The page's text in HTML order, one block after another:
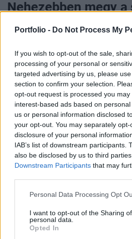
Portfolio - Do Not Process My
If you wish to opt-out of the sale,
processing of your personal or
targeted advertising by us, please
section to confirm your selection.
opt-out request is processed you may
interest-based ads based on
us or personal information disclosed
your opt-out. You may separately
disclosure of your personal
IAB’s list of downstream participants.
also be disclosed by us to third
Downstream Participants that may
Personal Data Processing Opt
I want to opt-out of the Sharing
personal data.
Opted In
Nehezebben megy
hidegben? Itt
tippjei a téli edzéshez
Portfolio
2024. december 12. 10:43
A hideg időjárás sokak kedvét
szabadtéri sportolástól a téli
Egyesek ilyenkor egyszerűen
edzést, mások azonban
megszokott edzési
megküzdeni a téli zimankóval.
leggyakrabban felmerülő
edzéssel kapcsolatban.
Private Health Forum 2026Új